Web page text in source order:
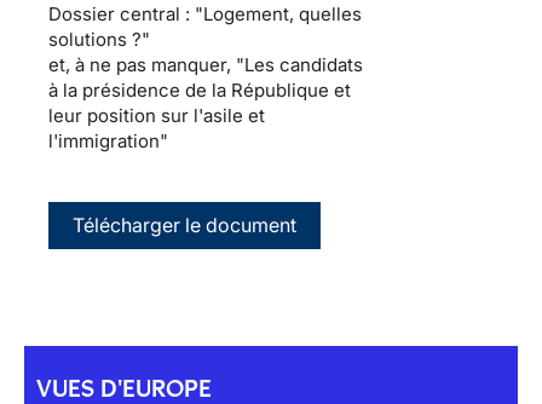
Dossier central : "Logement, quelles
solutions ?"
et, à ne pas manquer, "Les candidats
à la présidence de la République et
leur position sur l'asile et
l'immigration"
Télécharger le document
VUES D'EUROPE